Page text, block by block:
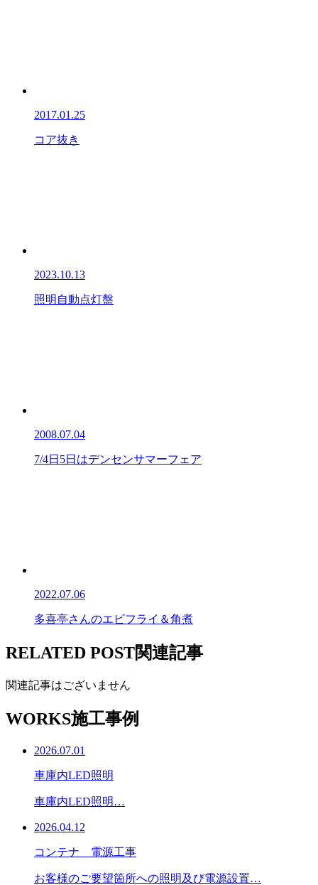
2017.01.25
コア抜き
2023.10.13
照明自動点灯盤
2008.07.04
7/4日5日はデンセンサマーフェア
2022.07.06
多喜亭さんのエビフライ＆角煮
RELATED POST関連記事
関連記事はございません
WORKS施工事例
2026.07.01
車庫内LED照明
車庫内LED照明…
2026.04.12
コンテナ 電源工事
お客様のご要望箇所への照明及び電源設置…